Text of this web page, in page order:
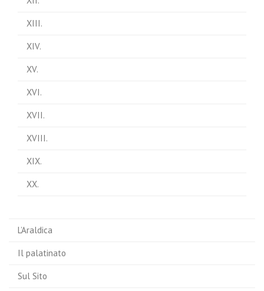
XIII.
XIV.
XV.
XVI.
XVII.
XVIII.
XIX.
XX.
L’Araldica
Il palatinato
Sul Sito